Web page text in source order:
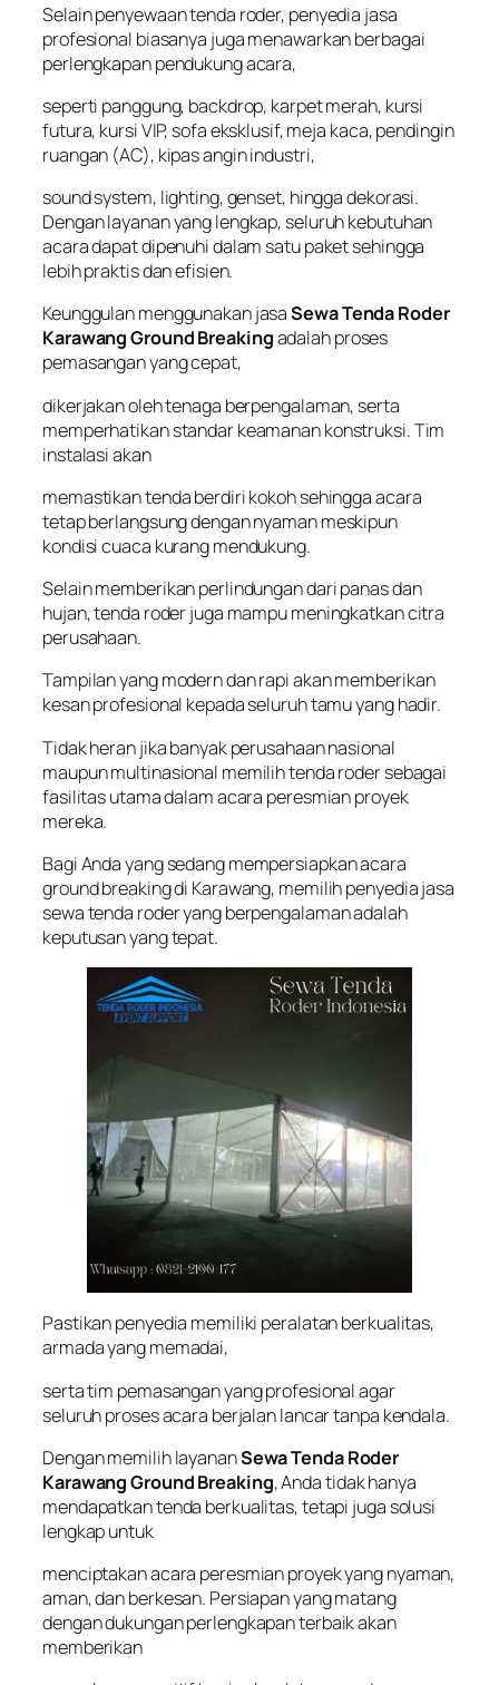
Selain penyewaan tenda roder, penyedia jasa
profesional biasanya juga menawarkan berbagai
perlengkapan pendukung acara,
seperti panggung, backdrop, karpet merah, kursi
futura, kursi VIP, sofa eksklusif, meja kaca, pendingin
ruangan (AC), kipas angin industri,
sound system, lighting, genset, hingga dekorasi.
Dengan layanan yang lengkap, seluruh kebutuhan
acara dapat dipenuhi dalam satu paket sehingga
lebih praktis dan efisien.
Keunggulan menggunakan jasaSewa Tenda Roder
Karawang Ground Breakingadalah proses
pemasangan yang cepat,
dikerjakan oleh tenaga berpengalaman, serta
memperhatikan standar keamanan konstruksi. Tim
instalasi akan
memastikan tenda berdiri kokoh sehingga acara
tetap berlangsung dengan nyaman meskipun
kondisi cuaca kurang mendukung.
Selain memberikan perlindungan dari panas dan
hujan, tenda roder juga mampu meningkatkan citra
perusahaan.
Tampilan yang modern dan rapi akan memberikan
kesan profesional kepada seluruh tamu yang hadir.
Tidak heran jika banyak perusahaan nasional
maupun multinasional memilih tenda roder sebagai
fasilitas utama dalam acara peresmian proyek
mereka.
Bagi Anda yang sedang mempersiapkan acara
ground breaking di Karawang, memilih penyedia jasa
sewa tenda roder yang berpengalaman adalah
keputusan yang tepat.
Pastikan penyedia memiliki peralatan berkualitas,
armada yang memadai,
serta tim pemasangan yang profesional agar
seluruh proses acara berjalan lancar tanpa kendala.
Dengan memilih layananSewa Tenda Roder
Karawang Ground Breaking, Anda tidak hanya
mendapatkan tenda berkualitas, tetapi juga solusi
lengkap untuk
menciptakan acara peresmian proyek yang nyaman,
aman, dan berkesan. Persiapan yang matang
dengan dukungan perlengkapan terbaik akan
memberikan